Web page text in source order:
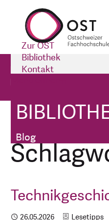
Zur OST
Bibliothek
Kontakt
Blog
Bibliothek
Bibliothek
Publiziert
26.05.2026 Kategorie
Lesetipps